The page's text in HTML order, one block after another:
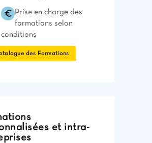
euro_symbol Prise en charge des
formations selon
conditions
des Formations
et intra-